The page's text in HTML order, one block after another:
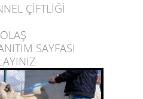
ÇİFTLİĞİ
SAYFASI